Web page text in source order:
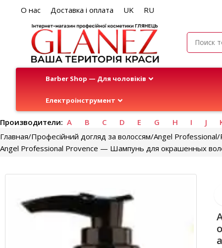
О нас Доставка і оплата UK RU
Barber Shop — Для чоловіків
Електроінструмент
Производители: A B C D E G H I J
Главная Професійний догляд за волоссям Angel Professional
Angel Professional Provence — Шампунь для окрашенных